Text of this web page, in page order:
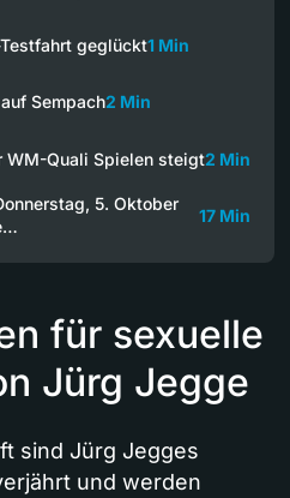
geglückt1 Min
Sempach2 Min
WM-Quali Spielen steigt2 Min
5. Oktober
17 Min
für sexuelle
Jürg Jegge
sind Jürg Jegges
und werden